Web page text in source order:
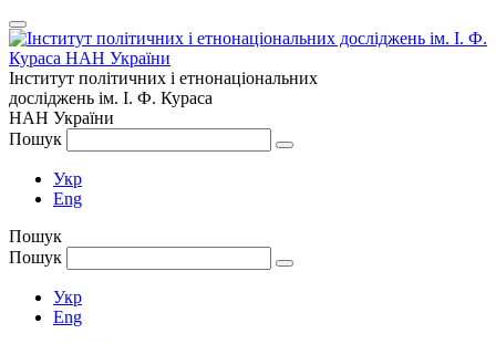
Інститут політичних і етнонаціональних
досліджень ім. І. Ф. Кураса
НАН України
Пошук
Укр
Eng
Пошук
Пошук
Укр
Eng